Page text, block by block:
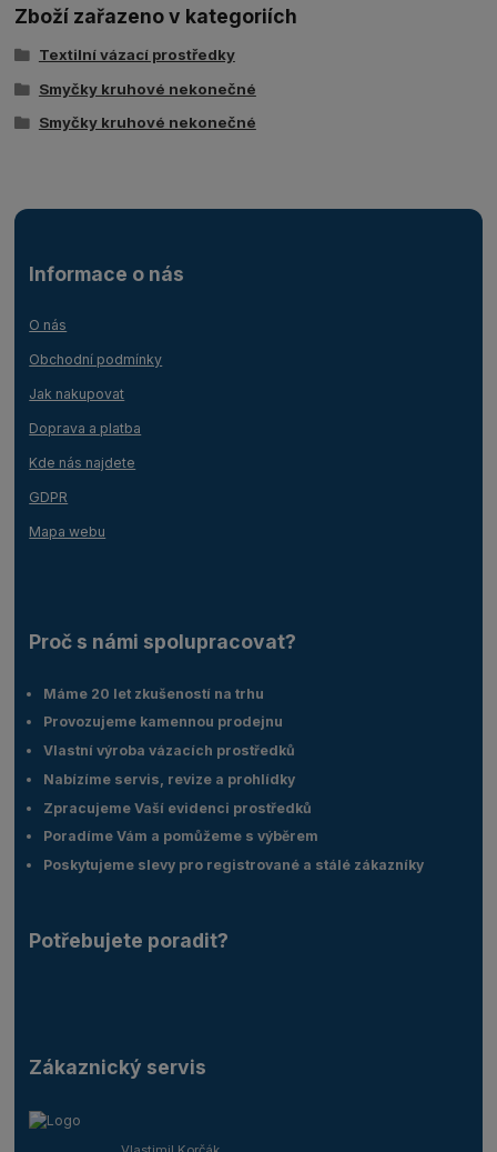
Zboží zařazeno v kategoriích
Textilní vázací prostředky
Smyčky kruhové nekonečné
Smyčky kruhové nekonečné
Informace o nás
O nás
Obchodní podmínky
Jak nakupovat
Doprava a platba
Kde nás najdete
GDPR
Mapa webu
Proč s námi spolupracovat?
Máme 20 let zkušeností na trhu
Provozujeme kamennou prodejnu
Vlastní výroba vázacích prostředků
Nabízíme servis, revize a prohlídky
Zpracujeme Vaší evidenci prostředků
Poradíme Vám a pomůžeme s výběrem
Poskytujeme slevy pro registrované a stálé zákazníky
Potřebujete poradit?
Zákaznický servis